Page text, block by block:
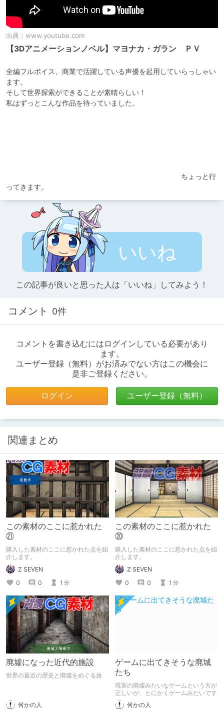
出典： www.youtube.com
【3Dアニメーションノベル】マヨナカ・ガラン ＰＶ
全編フルボイス、商業で活躍している声優を起用していらっしゃい
ます。
そして世界探索ができることが素晴らしい！
私はずっとこんな作品を待っていました。
ちょっと行
ってきます。
いいね
この記事が良いと思った人は「いいね」してみよう！
コメント 0件
コメントを書き込むにはログインしている必要があり
ます。
ユーザー登録（無料）がお済みでない方はこの機会に
是非ご登録ください。
ログイン ユーザー登録（無料）
関連まとめ
この素材のここに惹かれた
㉑
購入した素材のここに惹かれた点を紹
介します。
Z SEVEN
0
0 1 分
この素材のここに惹かれた
⑳
購入した素材のここに惹かれた点を紹
介します。
Z SEVEN
0
0 1 分
廃墟になった近代的施設
世界の最近の歴史と廃墟をめぐる旅
何かの人
ゲームに出てきそうな廃城
たち
現実の廃墟みたいなゲームという方が
正しいが、とにかくゲームみたいです
何かの人